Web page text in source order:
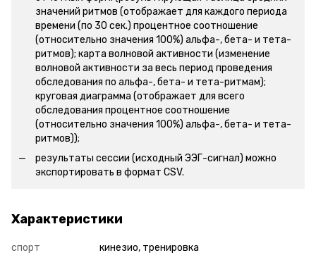
значений ритмов (отображает для каждого периода
времени (по 30 сек.) процентное соотношение
(относительно значения 100%) альфа-, бета- и тета-
ритмов); карта волновой активности (изменение
волновой активности за весь период проведения
обследования по альфа-, бета- и тета-ритмам);
круговая диаграмма (отображает для всего
обследования процентное соотношение
(относительно значения 100%) альфа-, бета- и тета-
ритмов));
результаты сессии (исходный ЭЭГ-сигнал) можно
экспортировать в формат CSV.
Характеристики
спорт
кинезио, тренировка